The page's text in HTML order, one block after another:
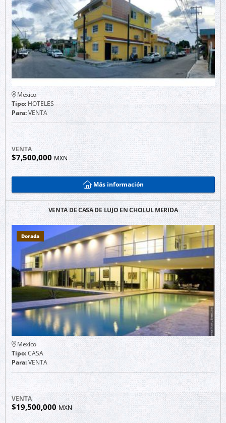
Mexico
Tipo:HOTELES
Para:VENTA
VENTA
$7,500,000MXN
Más información
VENTA DE CASA DE LUJO EN CHOLUL MÉRIDA
Dorada
Mexico
Tipo:CASA
Para:VENTA
VENTA
$19,500,000MXN